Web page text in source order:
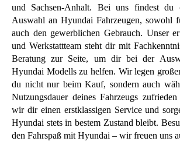
und Sachsen-Anhalt. Bei uns findest du
Auswahl an Hyundai Fahrzeugen, sowohl
auch den gewerblichen Gebrauch. Unser
und Werkstattteam steht dir mit
Beratung zur Seite, um dir bei der
Hyundai Modells zu helfen. Wir legen
du nicht nur beim Kauf, sondern auch
Nutzungsdauer deines Fahrzeugs
wir dir einen erstklassigen Service und
Hyundai stets in bestem Zustand bleibt.
den Fahrspaß mit Hyundai – wir freuen uns